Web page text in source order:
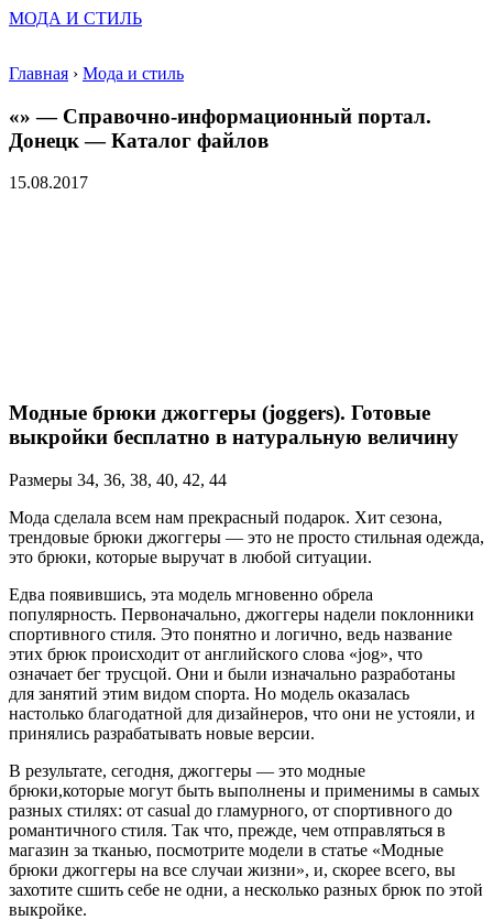
МОДА И СТИЛЬ
Главная › Мода и стиль
«» — Справочно-информационный портал.
Донецк — Каталог файлов
15.08.2017
Модные брюки джоггеры (joggers). Готовые
выкройки бесплатно в натуральную величину
Размеры 34, 36, 38, 40, 42, 44
Мода сделала всем нам прекрасный подарок. Хит сезона,
трендовые брюки джоггеры — это не просто стильная одежда,
это брюки, которые выручат в любой ситуации.
Едва появившись, эта модель мгновенно обрела
популярность. Первоначально, джоггеры надели поклонники
спортивного стиля. Это понятно и логично, ведь название
этих брюк происходит от английского слова «jog», что
означает бег трусцой. Они и были изначально разработаны
для занятий этим видом спорта. Но модель оказалась
настолько благодатной для дизайнеров, что они не устояли, и
принялись разрабатывать новые версии.
В результате, сегодня, джоггеры — это модные
брюки,которые могут быть выполнены и применимы в самых
разных стилях: от casual до гламурного, от спортивного до
романтичного стиля. Так что, прежде, чем отправляться в
магазин за тканью, посмотрите модели в статье «Модные
брюки джоггеры на все случаи жизни», и, скорее всего, вы
захотите сшить себе не одни, а несколько разных брюк по этой
выкройке.